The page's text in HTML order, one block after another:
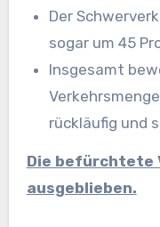
Der
sogar um 45
Insgesamt
rückläufig und
Die befürchtete
ausgeblieben.